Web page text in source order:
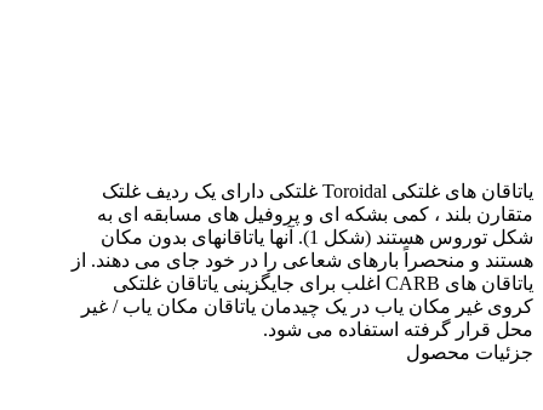
یاتاقان های غلتکی Toroidal غلتکی دارای یک ردیف غلتک
متقارن بلند ، کمی بشکه ای و پروفیل های مسابقه ای به
شکل توروس هستند (شکل 1). آنها یاتاقانهای بدون مکان
هستند و منحصراً بارهای شعاعی را در خود جای می دهند. از
یاتاقان های CARB اغلب برای جایگزینی یاتاقان غلتکی
کروی غیر مکان یاب در یک چیدمان یاتاقان مکان یاب / غیر
محل قرار گرفته استفاده می شود.
جزئیات محصول